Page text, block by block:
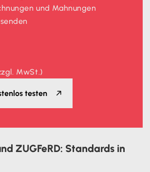
und Mahnungen
MwSt.)
testen
ZUGFeRD: Standards in